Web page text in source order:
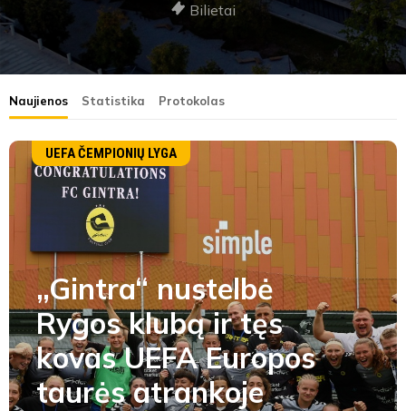
Bilietai
Naujienos Statistika Protokolas
UEFA ČEMPIONIŲ LYGA
„Gintra“ nustelbė
Rygos klubą ir tęs
kovas UEFA Europos
taurės atrankoje